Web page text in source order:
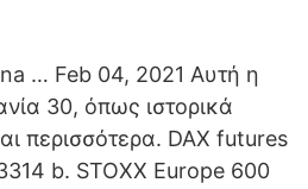
… Feb 04, 2021 Αυτή η
30, όπως ιστορικά
περισσότερα. DAX futures
b. STOXX Europe 600